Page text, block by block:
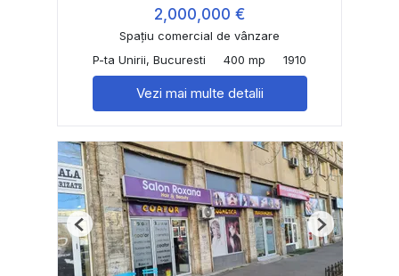
2,000,000 €
Spațiu comercial de vânzare
P-ta Unirii, Bucuresti
400 mp 1910
Vezi mai multe detalii
Previous Next